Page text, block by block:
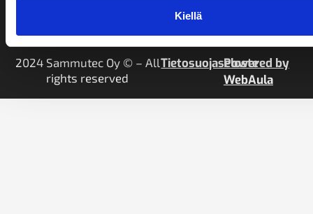
Kiellä
2024 Sammutec Oy © – All
rights reserved
Tietosuojaseloste
Powered by
WebAula